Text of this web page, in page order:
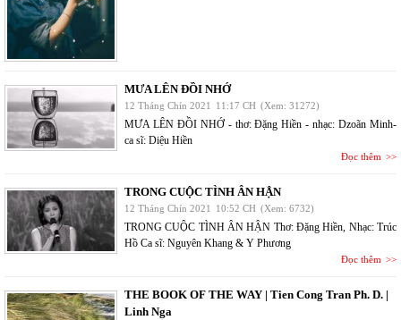
MƯA LÊN ĐỒI NHỚ
12 Tháng Chín 2021 11:17 CH (Xem: 31272)
MƯA LÊN ĐỒI NHỚ - thơ: Đặng Hiền - nhạc: Dzoãn Minh-
ca sĩ: Diệu Hiền
Đọc thêm
TRONG CUỘC TÌNH ÂN HẬN
12 Tháng Chín 2021 10:52 CH (Xem: 6732)
TRONG CUỘC TÌNH ÂN HẬN Thơ: Đặng Hiền, Nhạc: Trúc
Hồ Ca sĩ: Nguyên Khang & Y Phương
Đọc thêm
THE BOOK OF THE WAY | Tien Cong Tran Ph. D. |
Linh Nga